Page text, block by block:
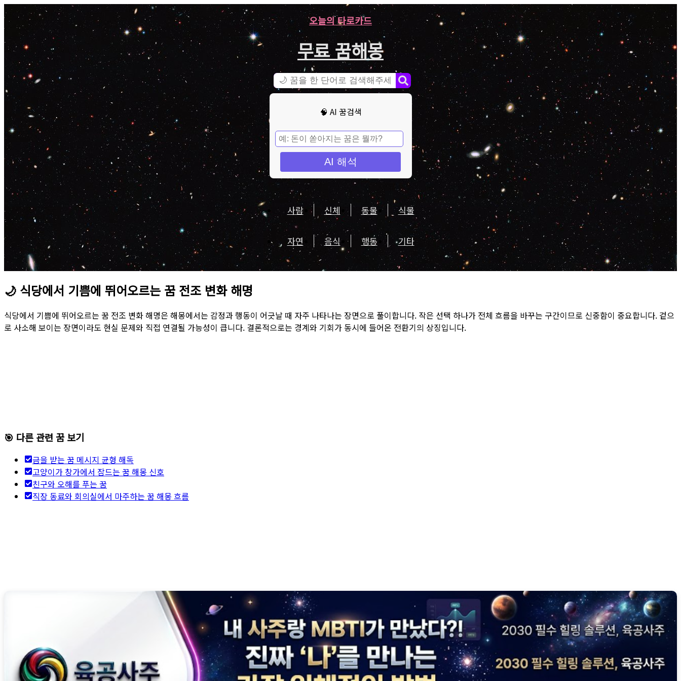
오늘의 타로카드
무료 꿈해몽
🧠 AI 꿈검색
AI 해석
사람 신체 동물 식물
자연 음식 행동 기타
🌙 식당에서 기쁨에 뛰어오르는 꿈 전조 변화 해명
식당에서 기쁨에 뛰어오르는 꿈 전조 변화 해명은 해몽에서는 감정과 행동이 어긋날 때 자주 나타나는 장면으로 풀이합니다. 작은 선택 하나가 전체 흐름을 바꾸는 구간이므로 신중함이 중요합니다. 겉으
로 사소해 보이는 장면이라도 현실 문제와 직접 연결될 가능성이 큽니다. 결론적으로는 경계와 기회가 동시에 들어온 전환기의 상징입니다.
🎯 다른 관련 꿈 보기
금을 받는 꿈 메시지 균형 해독
고양이가 창가에서 잠드는 꿈 해몽 신호
친구와 오해를 푸는 꿈
직장 동료와 회의실에서 마주하는 꿈 해몽 흐름